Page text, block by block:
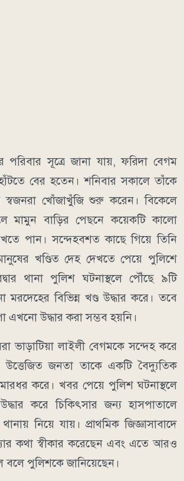
সূত্রে জানা যায়, ফরিদা বেগম
বের হতেন। শনিবার সকালে তাঁকে
স্বজনরা খোঁজাখুঁজি শুরু করেন। বিকেলে
মামুন বাড়ির পেছনে কয়েকটি কালো
পান। সন্দেহবশত কাছে গিয়ে তিনি
খণ্ডিত দেহ দেখতে পেয়ে পুলিশে
থানা পুলিশ ঘটনাস্থলে পৌঁছে ৯টি
মরদেহের বিভিন্ন খণ্ড উদ্ধার করে। তবে
এখনো উদ্ধার করা সম্ভব হয়নি।
ভাড়াটিয়া লাইলী বেগমকে সন্দেহ করে
জনতা তাকে একটি বৈদ্যুতিক
করে। খবর পেয়ে পুলিশ ঘটনাস্থলে
করে চিকিৎসার জন্য হাসপাতালে
নিয়ে যায়। প্রাথমিক জিজ্ঞাসাবাদে
কথা স্বীকার করেছেন এবং এতে আরও
বলে পুলিশকে জানিয়েছেন।